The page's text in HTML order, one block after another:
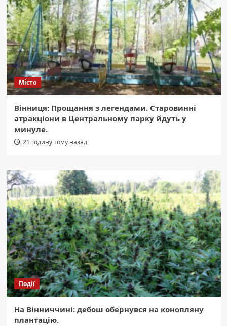
Місто
Вінниця: Прощання з легендами. Старовинні
атракціони в Центральному парку йдуть у
минуле.
21 годину тому назад
Події
На Вінниччині: дебош обернувся на конопляну
плантацію.